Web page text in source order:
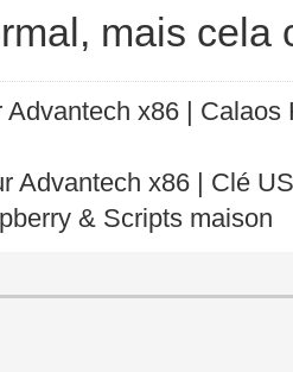
mais cela
Advantech x86 |
Advantech x86 | Clé
& Scripts maison